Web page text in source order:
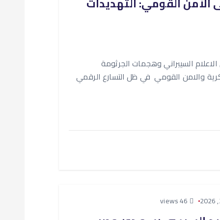
السيبراني وهجمات الجرثومة
والامن القومي في ظل التسارع الرقمي